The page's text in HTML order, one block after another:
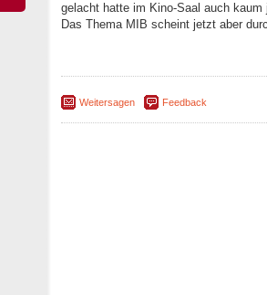
gelacht hatte im Kino-Saal auch kaum
Das Thema MIB scheint jetzt aber
Weitersagen Feedback